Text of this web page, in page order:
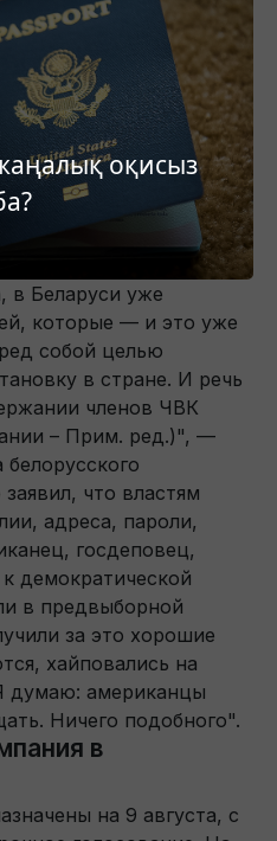
оқисыз
в Беларуси уже
которые — и это уже
собой целью
в стране. И речь
членов ЧВК
– Прим. ред.)", —
что властям
адреса, пароли,
госдеповец,
демократической
в предвыборной
за это хорошие
хайповались на
думаю: американцы
Ничего подобного".
в
на 9 августа, с